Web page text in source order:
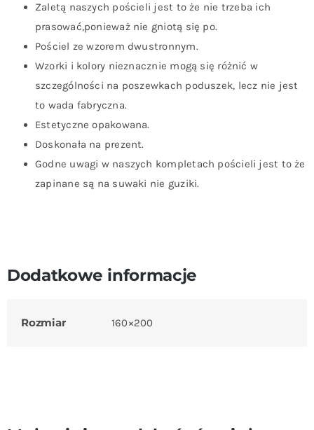
Zaletą naszych pościeli jest to że nie trzeba ich
prasować,ponieważ nie gniotą się po.
Pościel ze wzorem dwustronnym.
Wzorki i kolory nieznacznie mogą się różnić w
szczególności na poszewkach poduszek, lecz nie jest
to wada fabryczna.
Estetyczne opakowana.
Doskonała na prezent.
Godne uwagi w naszych kompletach pościeli jest to że
zapinane są na suwaki nie guziki.
Dodatkowe informacje
Rozmiar 160×200